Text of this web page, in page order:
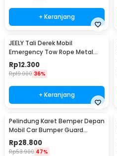
+ Keranjang
JEELY Tali Derek Mobil
Emergency Tow Rope Metal
Buckle U-Type 2.7M - JL30
Rp12.300
Rp19.000 36%
+ Keranjang
Pelindung Karet Bemper Depan
Mobil Car Bumper Guard
57mm 2.5M
Rp28.800
Rp53.900 47%